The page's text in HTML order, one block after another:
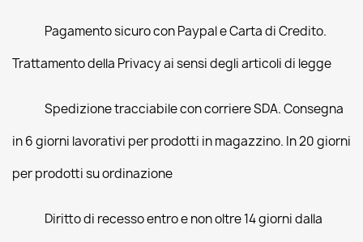
Pagamento sicuro con Paypal e Carta di Credito.
Trattamento della Privacy ai sensi degli articoli di legge
Spedizione tracciabile con corriere SDA. Consegna
in 6 giorni lavorativi per prodotti in magazzino. In 20 giorni
per prodotti su ordinazione
Diritto di recesso entro e non oltre 14 giorni dalla